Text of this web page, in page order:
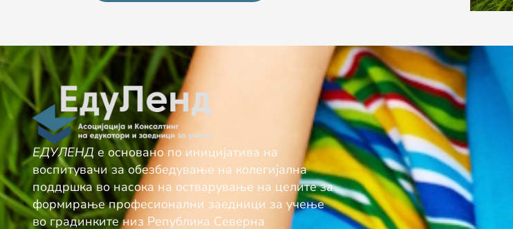
ЕДУЛЕНД е основано по иницијатива на
воспитувачи за обезбедување нa колегијална
поддршка во насока на остварување на целите за
формирање професионални заедници за учење
во градинките низ Република Северна